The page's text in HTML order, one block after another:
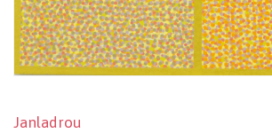
Janladrou